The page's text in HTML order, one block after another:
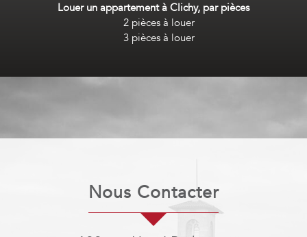
Louer un appartement à Clichy, par pièces
2 pièces à louer
3 pièces à louer
Nous Contacter